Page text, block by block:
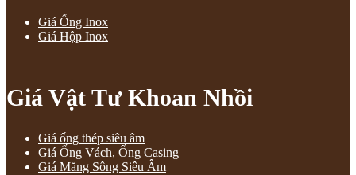
Giá Ống Inox
Giá Hộp Inox
Giá Vật Tư Khoan Nhồi
Giá ống thép siêu âm
Giá Ống Vách, Ống Casing
Giá Măng Sông Siêu Âm